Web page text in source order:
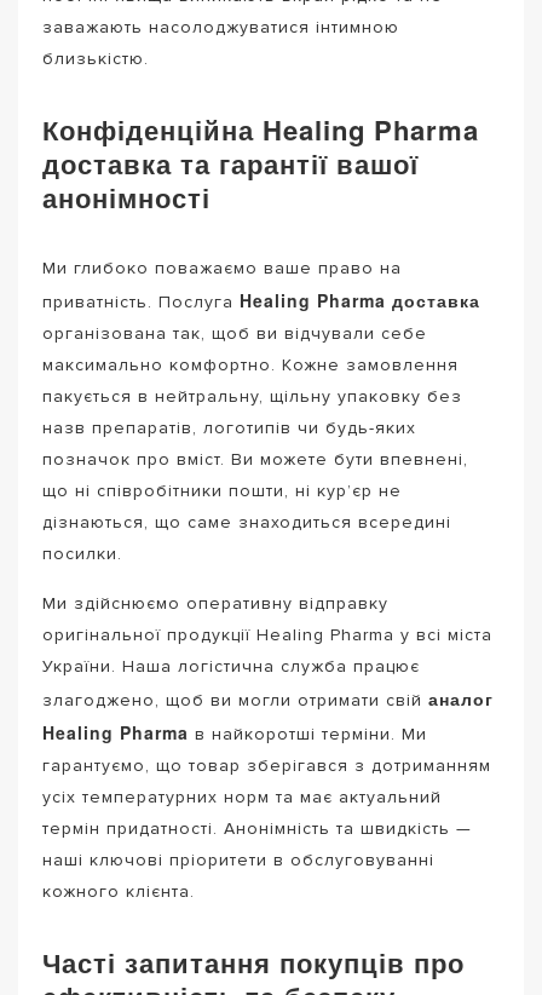
заважають насолоджуватися інтимною
близькістю.
Конфіденційна Healing Pharma
доставка та гарантії вашої
анонімності
Ми глибоко поважаємо ваше право на
приватність. Послуга Healing Pharma доставка
організована так, щоб ви відчували себе
максимально комфортно. Кожне замовлення
пакується в нейтральну, щільну упаковку без
назв препаратів, логотипів чи будь-яких
позначок про вміст. Ви можете бути впевнені,
що ні співробітники пошти, ні кур’єр не
дізнаються, що саме знаходиться всередині
посилки.
Ми здійснюємо оперативну відправку
оригінальної продукції Healing Pharma у всі міста
України. Наша логістична служба працює
злагоджено, щоб ви могли отримати свій аналог
Healing Pharma в найкоротші терміни. Ми
гарантуємо, що товар зберігався з дотриманням
усіх температурних норм та має актуальний
термін придатності. Анонімність та швидкість —
наші ключові пріоритети в обслуговуванні
кожного клієнта.
Часті запитання покупців про